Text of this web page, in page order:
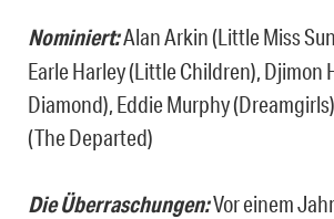
Nominiert:Alan Arkin (Little Miss
Earle Harley (Little Children), Djimon
Diamond), Eddie Murphy
(The Departed)
Die Überraschungen:Vor einem